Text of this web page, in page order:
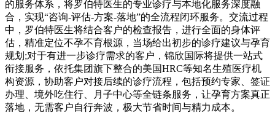
的服务体系，将罗伯特医生的专业诊疗与本地化服务深度融
合，实现“咨询-评估-方案-落地”的全流程闭环服务。交流过程
中，罗伯特医生将结合客户的检查报告，进行全面的身体评
估，精准定位不孕不育根源，当场给出初步的诊疗建议与孕育
规划;对于有进一步诊疗需求的客户，锦欣国际将提供一站式
衔接服务，依托集团旗下整合的美国HRC等知名生殖医疗机
构资源，协助客户对接后续的诊疗流程，包括预约专家、签证
办理、境外吃住行、月子中心等全链条服务，让孕育方案真正
落地，无需客户自行奔波，极大节省时间与精力成本。